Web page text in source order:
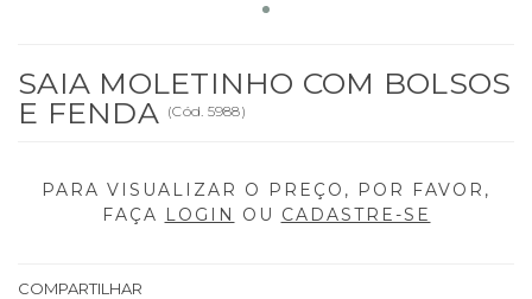
SAIA MOLETINHO COM BOLSOS
E FENDA (Cód. 5988)
PARA VISUALIZAR O PREÇO, POR FAVOR,
FAÇA LOGIN OU CADASTRE-SE
COMPARTILHAR